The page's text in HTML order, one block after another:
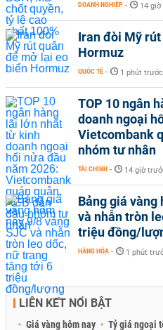
DOANH NGHIỆP - 14
Iran đòi Mỹ
Hormuz
QUỐC TẾ - 1 phút trước
TOP 10 ngân
doanh ngoại
Vietcombank
nhóm tư nhân
TÀI CHÍNH - 14 giờ
Bảng giá vàng
và nhẫn tròn
triệu đồng/
HÀNG HÓA - 1 phút
LIÊN KẾT NỔI BẬT
Giá vàng hôm nay Tỷ giá ngoại